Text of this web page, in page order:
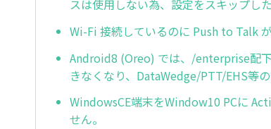
スは使用しない為、設定をスキップし
Wi-Fi 接続しているのに Push to Talk
Android8 (Oreo) では、/enterprise配
きなくなり、DataWedge/PTT/EHS等
WindowsCE端末をWindow10 PCに
せん。